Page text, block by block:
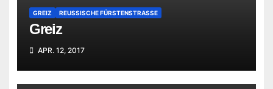
GREIZ REUSSISCHE FÜRSTENSTRASSE
Greiz
APR. 12, 2017